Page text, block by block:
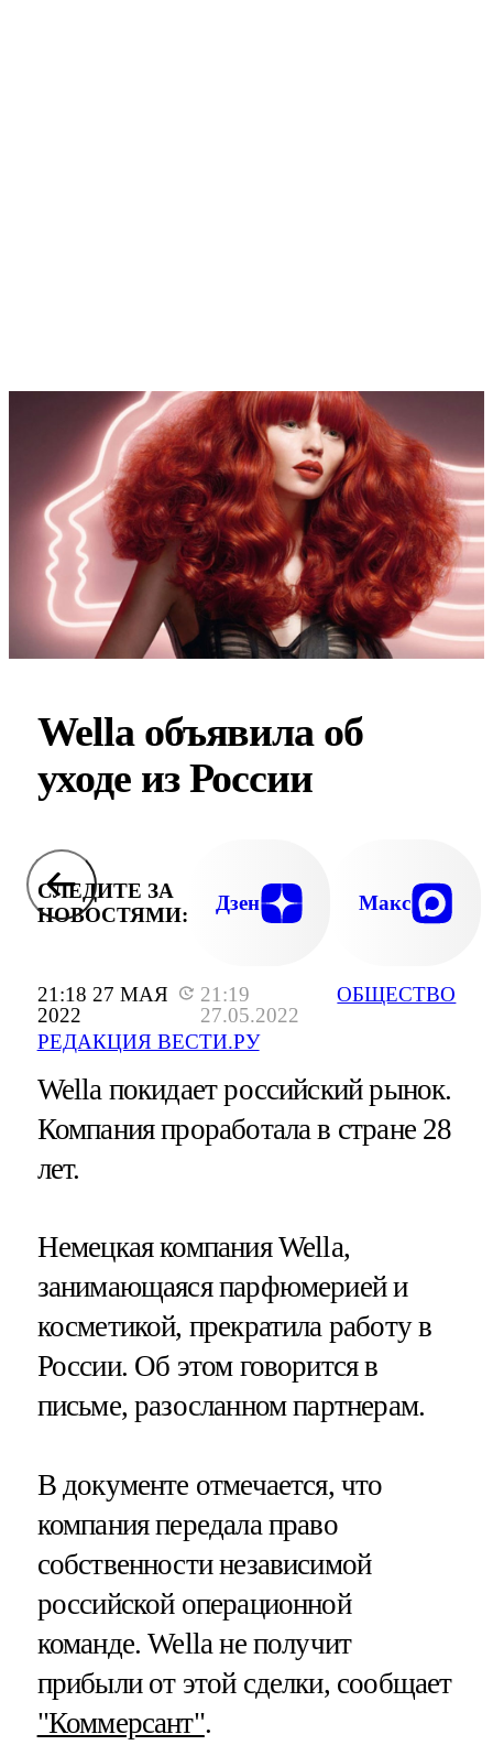
21:18 27 МАЯ
2022
21:19
27.05.2022
РЕДАКЦИЯ ВЕСТИ.РУ
ОБЩЕСТВО
Wella объявила об
уходе из России
СЛЕДИТЕ ЗА
НОВОСТЯМИ:
Дзен Макс
Wella покидает российский рынок.
Компания проработала в стране 28
лет.
Немецкая компания Wella,
занимающаяся парфюмерией и
косметикой, прекратила работу в
России. Об этом говорится в
письме, разосланном партнерам.
В документе отмечается, что
компания передала право
собственности независимой
российской операционной
команде. Wella не получит
прибыли от этой сделки, сообщает
"Коммерсант".